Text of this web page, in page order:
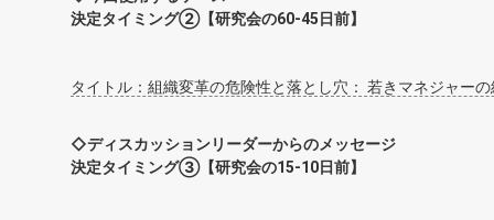
決定タイミング②【研究会の60-45日前】
タイトル：組織変革の危険性と落とし穴： 若きマネジャー
◇ディスカッションリーダーからのメッセージ
決定タイミング③【研究会の15-10日前】